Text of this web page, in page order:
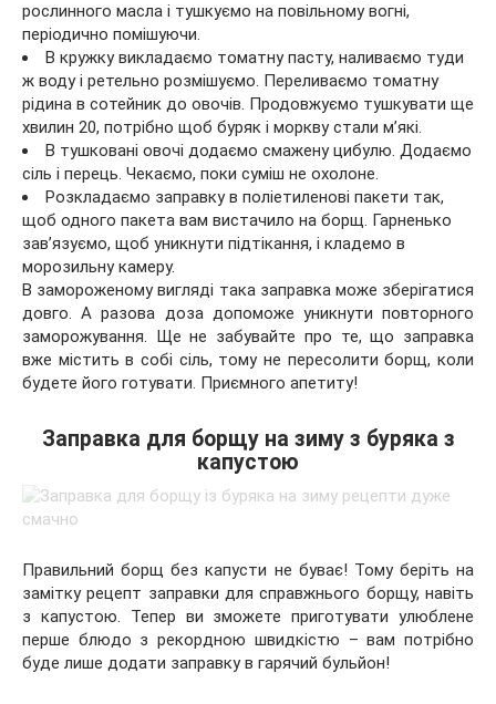
рослинного масла і тушкуємо на повільному вогні,
періодично помішуючи.
В кружку викладаємо томатну пасту, наливаємо туди
ж воду і ретельно розмішуємо. Переливаємо томатну
рідина в сотейник до овочів. Продовжуємо тушкувати ще
хвилин 20, потрібно щоб буряк і моркву стали м’які.
В тушковані овочі додаємо смажену цибулю. Додаємо
сіль і перець. Чекаємо, поки суміш не охолоне.
Розкладаємо заправку в поліетиленові пакети так,
щоб одного пакета вам вистачило на борщ. Гарненько
зав’язуємо, щоб уникнути підтікання, і кладемо в
морозильну камеру.
В замороженому вигляді така заправка може зберігатися
довго. А разова доза допоможе уникнути повторного
заморожування. Ще не забувайте про те, що заправка
вже містить в собі сіль, тому не пересолити борщ, коли
будете його готувати. Приємного апетиту!
Заправка для борщу на зиму з буряка з
капустою
Правильний борщ без капусти не буває! Тому беріть на
замітку рецепт заправки для справжнього борщу, навіть
з капустою. Тепер ви зможете приготувати улюблене
перше блюдо з рекордною швидкістю – вам потрібно
буде лише додати заправку в гарячий бульйон!